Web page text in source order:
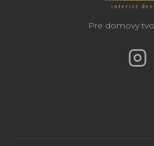
Pre domovy